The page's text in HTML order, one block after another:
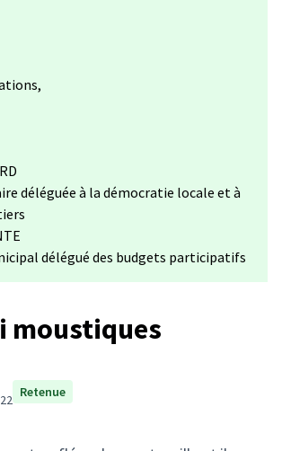
déléguée à la démocratie locale et à
délégué des budgets participatifs
moustiques
Retenue